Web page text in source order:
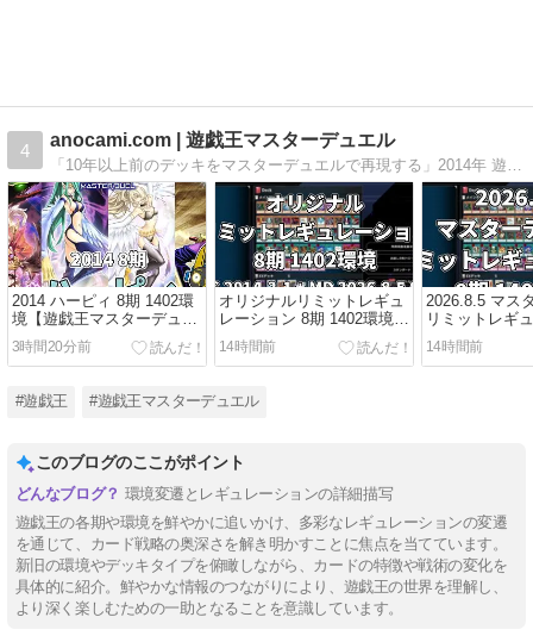
4
anocami.com | 遊戯王マスターデュエル
2014 ハーピィ 8期 1402環
境【遊戯王マスターデュエ
ル】
3時間20分前
オリジナルリミットレギュ
レーション 8期 1402環境
「遊戯王OCG 2014.2.1 ＋
マスターデュエル 2026.8.5
8期」
14時間前
2026.8.5 マス
リミットレギ
8期 1402環境
14時間前
#遊戯王 #遊戯王マスターデュエル
このブログのここがポイント
環境変遷とレギュレーションの詳細描写
遊戯王の各期や環境を鮮やかに追いかけ、多彩なレギュレーションの変遷
を通じて、カード戦略の奥深さを解き明かすことに焦点を当てています。
新旧の環境やデッキタイプを俯瞰しながら、カードの特徴や戦術の変化を
具体的に紹介。鮮やかな情報のつながりにより、遊戯王の世界を理解し、
より深く楽しむための一助となることを意識しています。